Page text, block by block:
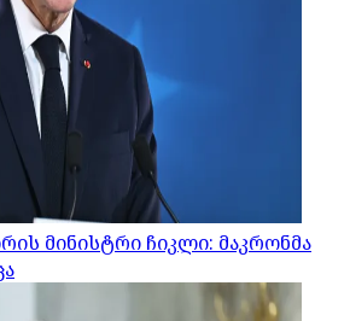
მინისტრი ჩიკლი: მაკრონმა